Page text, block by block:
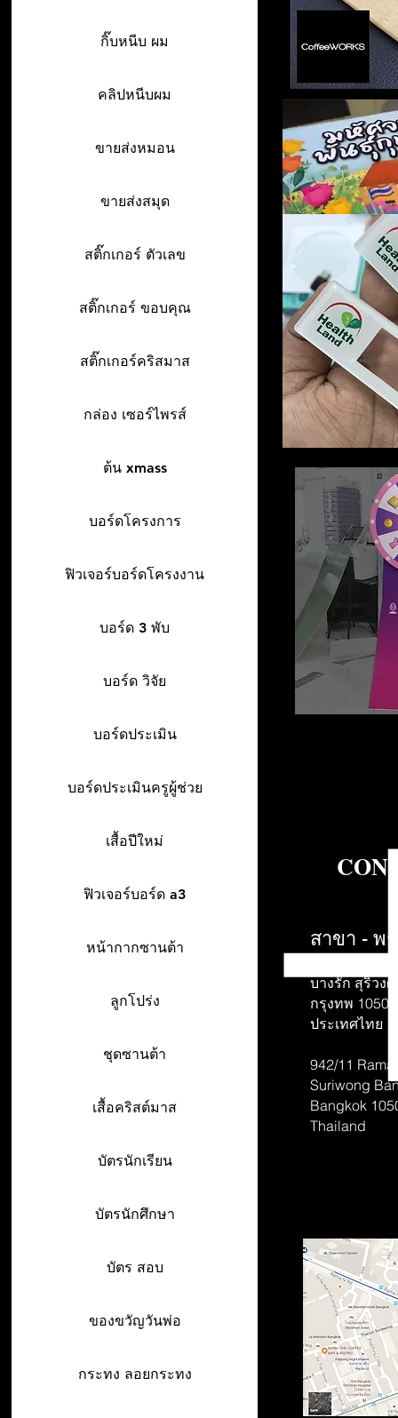
กิ๊บหนีบ ผม
คลิปหนีบผม
ขายส่งหมอน
ขายส่งสมุด
สติ๊กเกอร์ ตัวเลข
สติ๊กเกอร์ ขอบคุณ
สติ๊กเกอร์คริสมาส
กล่อง เซอร์ไพรส์
ต้น xmass
บอร์ดโครงการ
ฟิวเจอร์บอร์ดโครงงาน
บอร์ด 3 พับ
บอร์ด วิจัย
บอร์ดประเมิน
บอร์ดประเมินครูผู้ช่วย
เสื้อปีใหม่
ฟิวเจอร์บอร์ด a3
หน้ากากซานต้า
ลูกโปร่ง
ชุดซานต้า
เสื้อคริสต์มาส
บัตรนักเรียน
บัตรนักศึกษา
บัตร สอบ
ของขวัญวันพ่อ
กระทง ลอยกระทง
สาขา - พ
บางรัก สุริวงศ์
กรุงทพ 10500
ประเทศไทย
942/11 Rama
Suriwong
Bangkok
Thailand